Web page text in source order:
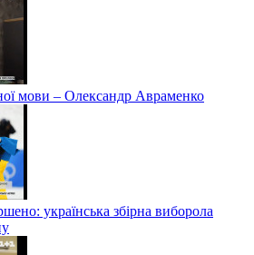
мови – Олександр Авраменко
українська збірна виборола